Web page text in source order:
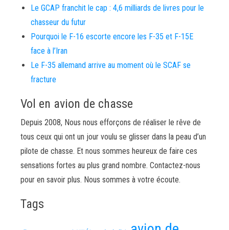
Le GCAP franchit le cap : 4,6 milliards de livres pour le
chasseur du futur
Pourquoi le F-16 escorte encore les F-35 et F-15E
face à l’Iran
Le F-35 allemand arrive au moment où le SCAF se
fracture
Vol en avion de chasse
Depuis 2008, Nous nous efforçons de réaliser le rêve de
tous ceux qui ont un jour voulu se glisser dans la peau d’un
pilote de chasse. Et nous sommes heureux de faire ces
sensations fortes au plus grand nombre. Contactez-nous
pour en savoir plus. Nous sommes à votre écoute.
Tags